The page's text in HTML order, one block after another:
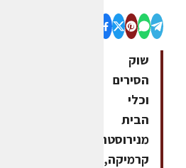
שוק
הסירים
וכלי
הבית
מנירוסטה,
קרמיקה,